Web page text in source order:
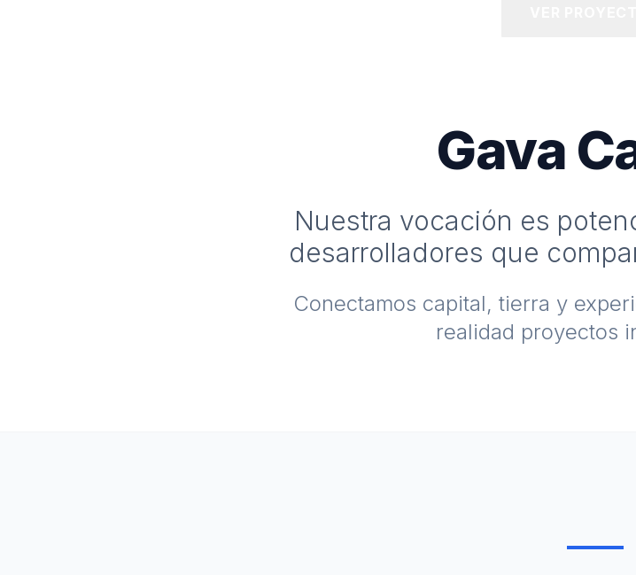
Gava
Nuestra vocación es
desarrolladores que
Conectamos capital, tierra y
realidad proyectos